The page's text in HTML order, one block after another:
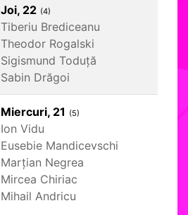
Joi, 22 (4)
Tiberiu Brediceanu
Theodor Rogalski
Sigismund Toduță
Sabin Drăgoi
Miercuri, 21 (5)
Ion Vidu
Eusebie Mandicevschi
Marțian Negrea
Mircea Chiriac
Mihail Andricu